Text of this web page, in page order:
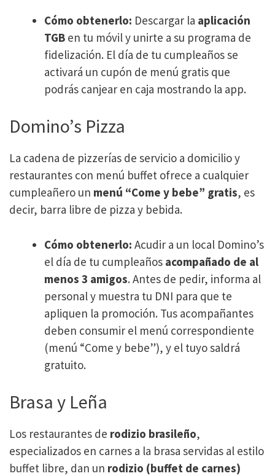
Cómo obtenerlo: Descargar la aplicación
TGB en tu móvil y unirte a su programa de
fidelización. El día de tu cumpleaños se
activará un cupón de menú gratis que
podrás canjear en caja mostrando la app.
Domino’s Pizza
La cadena de pizzerías de servicio a domicilio y
restaurantes con menú buffet ofrece a cualquier
cumpleañero un menú “Come y bebe” gratis, es
decir, barra libre de pizza y bebida.
Cómo obtenerlo: Acudir a un local Domino’s
el día de tu cumpleaños acompañado de al
menos 3 amigos. Antes de pedir, informa al
personal y muestra tu DNI para que te
apliquen la promoción. Tus acompañantes
deben consumir el menú correspondiente
(menú “Come y bebe”), y el tuyo saldrá
gratuito.
Brasa y Leña
Los restaurantes de rodizio brasileño,
especializados en carnes a la brasa servidas al estilo
buffet libre, dan un rodizio (buffet de carnes)